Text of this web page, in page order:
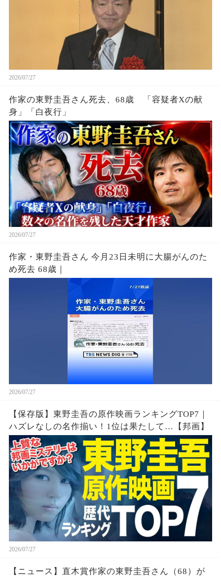
2026/07/27
作家の東野圭吾さん死去、68歳 「容疑者Xの献
身」「白夜行」
2026/07/27
作家・東野圭吾さん 今月23日未明に大腸がんのた
め死去 68歳｜
2026/07/27
【保存版】東野圭吾の原作映画ランキングTOP7｜
ハズレなしの名作揃い！1位は果たして…【邦画】
2026/07/27
【ニュース】直木賞作家の東野圭吾さん（68）が